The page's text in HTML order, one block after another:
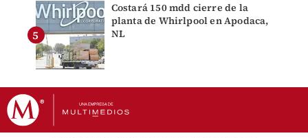
Costará 150 mdd cierre de la
planta de Whirlpool en Apodaca,
NL